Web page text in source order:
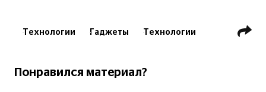
Технологии Гаджеты Технологии
Понравился материал?